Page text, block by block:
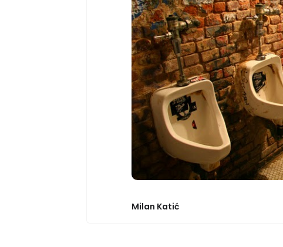
Milan Katić